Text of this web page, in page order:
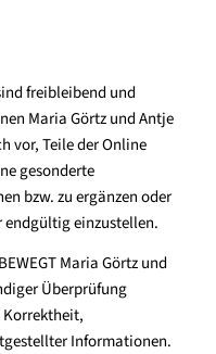
freibleibend und
Maria Görtz und Antje
vor, Teile der Online
gesonderte
bzw. zu ergänzen oder
einzustellen.
Maria Görtz und
Überprüfung
Informationen.